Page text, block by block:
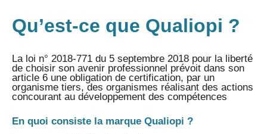
Qu’est-ce que Qualiopi ?
La loi n° 2018-771 du 5 septembre 2018 pour la liberté
de choisir son avenir professionnel prévoit dans son
article 6 une obligation de certification, par un
organisme tiers, des organismes réalisant des actions
concourant au développement des compétences
En quoi consiste la marque Qualiopi ?